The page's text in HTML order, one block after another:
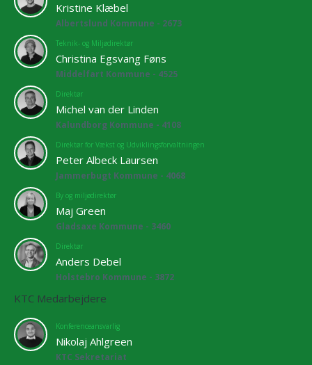
Kristine Klæbel
Albertslund Kommune - 2673
Teknik- og Miljødirektør
Christina Egsvang Føns
Middelfart Kommune - 4525
Direktør
Michel van der Linden
Kalundborg Kommune - 4108
Direktør for Vækst og Udviklingsforvaltningen
Peter Albeck Laursen
Jammerbugt Kommune - 4068
By og miljødirektør
Maj Green
Gladsaxe Kommune - 3460
Direktør
Anders Debel
Holstebro Kommune - 3872
KTC Medarbejdere
Konferenceansvarlig
Nikolaj Ahlgreen
KTC Sekretariat